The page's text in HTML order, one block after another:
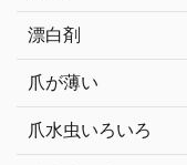
漂白剤
爪が薄い
爪水虫いろいろ